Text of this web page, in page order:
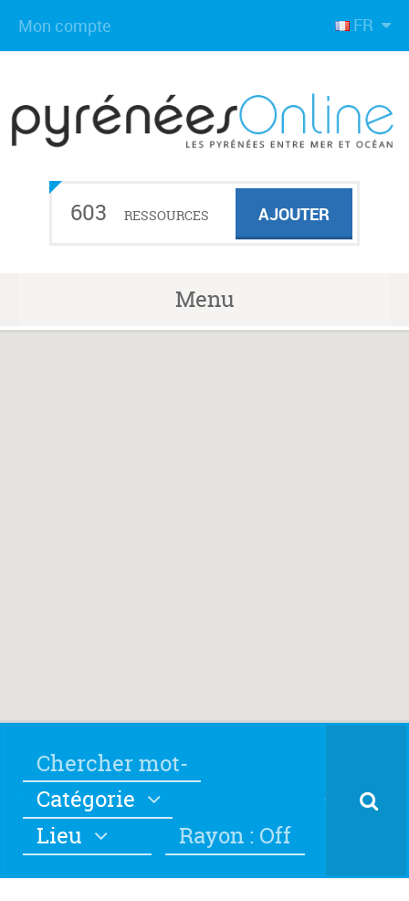
FR
Mon compte
603 RESSOURCES AJOUTER
Menu
Catégorie
Lieu
Rayon : Off